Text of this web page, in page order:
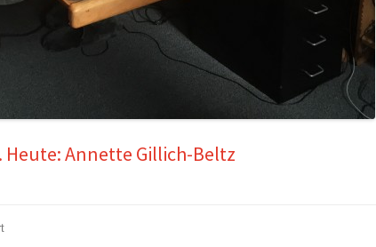
Annette Gillich-Beltz